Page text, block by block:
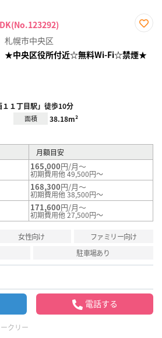
り登
録
札幌市中央区
★中央区役所付近☆無料Wi-Fi☆禁煙★
１丁目駅」徒歩10分
面積 38.18m²
月額目安
165,000円/月～
初期費用他 49,500円～
168,300円/月～
初期費用他 38,500円～
171,600円/月～
初期費用他 27,500円～
女性向け
ファミリー向け
駐車場あり
電話する
クリー